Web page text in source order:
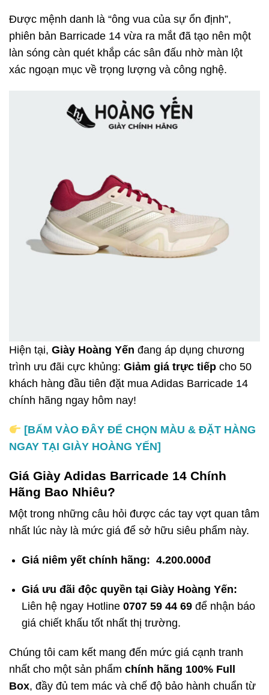
Được mệnh danh là “ông vua của sự ổn định”,
phiên bản Barricade 14 vừa ra mắt đã tạo nên một
làn sóng càn quét khắp các sân đấu nhờ màn lột
xác ngoạn mục về trọng lượng và công nghệ.
Hiện tại, Giày Hoàng Yến đang áp dụng chương
trình ưu đãi cực khủng: Giảm giá trực tiếp cho 50
khách hàng đầu tiên đặt mua Adidas Barricade 14
chính hãng ngay hôm nay!
[BẤM VÀO ĐÂY ĐỂ CHỌN MÀU & ĐẶT HÀNG
NGAY TẠI GIÀY HOÀNG YẾN]
Giá Giày Adidas Barricade 14 Chính
Hãng Bao Nhiêu?
Một trong những câu hỏi được các tay vợt quan tâm
nhất lúc này là mức giá để sở hữu siêu phẩm này.
Giá niêm yết chính hãng: 4.200.000đ
Giá ưu đãi độc quyền tại Giày Hoàng Yến:
Liên hệ ngay Hotline 0707 59 44 69để nhận báo
giá chiết khấu tốt nhất thị trường.
Chúng tôi cam kết mang đến mức giá cạnh tranh
nhất cho một sản phẩm chính hãng 100% Full
Box, đầy đủ tem mác và chế độ bảo hành chuẩn từ